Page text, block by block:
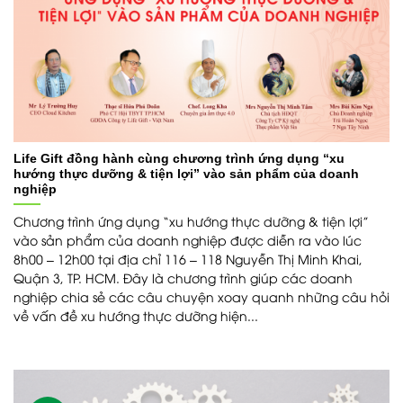
Life Gift đồng hành cùng chương trình ứng dụng “xu
hướng thực dưỡng & tiện lợi” vào sản phẩm của doanh
nghiệp
Chương trình ứng dụng “xu hướng thực dưỡng & tiện lợi”
vào sản phẩm của doanh nghiệp được diễn ra vào lúc
8h00 – 12h00 tại địa chỉ 116 – 118 Nguyễn Thị Minh Khai,
Quận 3, TP. HCM. Đây là chương trình giúp các doanh
nghiệp chia sẻ các câu chuyện xoay quanh những câu hỏi
về vấn đề xu hướng thực dưỡng hiện...